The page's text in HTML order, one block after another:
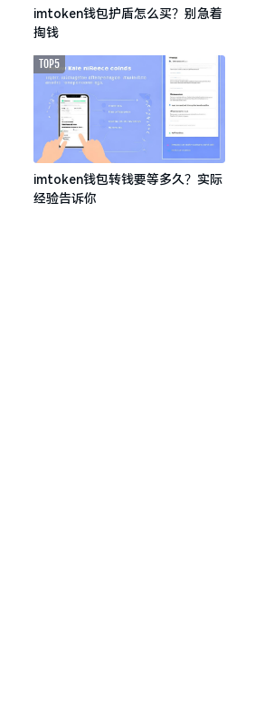
imtoken钱包护盾怎么买？别急着
掏钱
imtoken钱包转钱要等多久？实际
经验告诉你
TOP5